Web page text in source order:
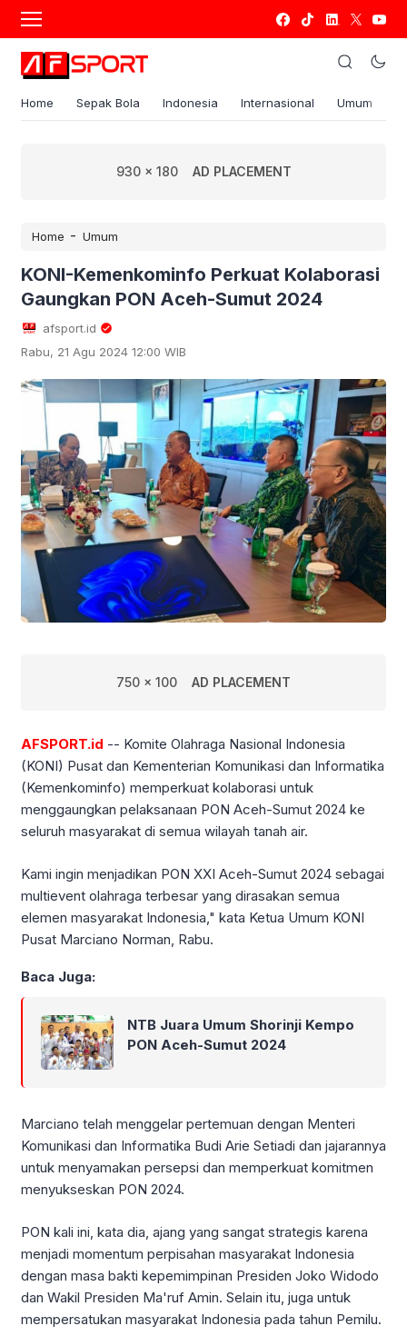
Home Sepak Bola Indonesia Internasional Umum
930 x 180 AD PLACEMENT
Home - Umum
KONI-Kemenkominfo Perkuat Kolaborasi
Gaungkan PON Aceh-Sumut 2024
afsport.id
Rabu, 21 Agu 2024 12:00 WIB
750 x 100 AD PLACEMENT
AFSPORT.id -- Komite Olahraga Nasional Indonesia
(KONI) Pusat dan Kementerian Komunikasi dan Informatika
(Kemenkominfo) memperkuat kolaborasi untuk
menggaungkan pelaksanaan PON Aceh-Sumut 2024 ke
seluruh masyarakat di semua wilayah tanah air.
Kami ingin menjadikan PON XXI Aceh-Sumut 2024 sebagai
multievent olahraga terbesar yang dirasakan semua
elemen masyarakat Indonesia," kata Ketua Umum KONI
Pusat Marciano Norman, Rabu.
Baca Juga:
NTB Juara Umum Shorinji Kempo
PON Aceh-Sumut 2024
Marciano telah menggelar pertemuan dengan Menteri
Komunikasi dan Informatika Budi Arie Setiadi dan jajarannya
untuk menyamakan persepsi dan memperkuat komitmen
menyukseskan PON 2024.
PON kali ini, kata dia, ajang yang sangat strategis karena
menjadi momentum perpisahan masyarakat Indonesia
dengan masa bakti kepemimpinan Presiden Joko Widodo
dan Wakil Presiden Ma'ruf Amin. Selain itu, juga untuk
mempersatukan masyarakat Indonesia pada tahun Pemilu.